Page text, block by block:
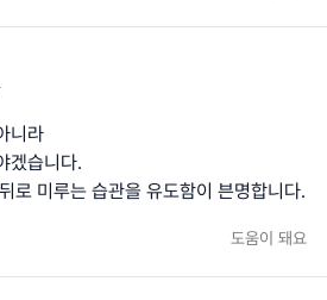
니라
겠습니다.
로 미루는 습관을 유도함이 븐명합니다.
도움이 돼요